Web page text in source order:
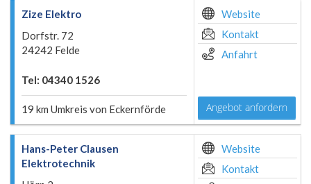
Zize Elektro
Dorfstr. 72
24242 Felde
Tel: 04340 1526
19 km Umkreis von Eckernförde
Website
Kontakt
Anfahrt
Angebot anfordern
Hans-Peter Clausen
Elektrotechnik
Website
Kontakt